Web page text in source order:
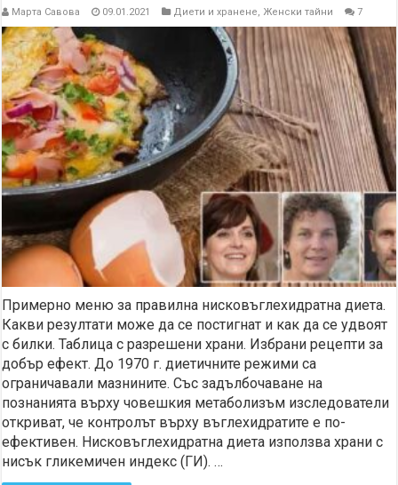
Марта Савова 09.01.2021 Диети и хранене, Женски тайни 7
Примерно меню за правилна нисковъглехидратна диета.
Какви резултати може да се постигнат и как да се удвоят
с билки. Таблица с разрешени храни. Избрани рецепти за
добър ефект. До 1970 г. диетичните режими са
ограничавали мазнините. Със задълбочаване на
познанията върху човешкия метаболизъм изследователи
откриват, че контролът върху въглехидратите е по-
ефективен. Нисковъглехидратна диета използва храни с
нисък гликемичен индекс (ГИ). …